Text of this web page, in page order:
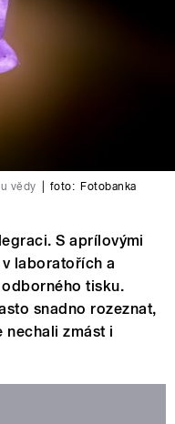
vědy foto: Fotobanka
S aprílovými
laboratořích a
tisku.
snadno rozeznat,
nechali zmást i